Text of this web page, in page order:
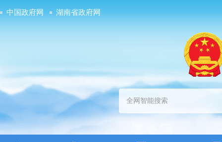
中国政府网 湖南省政府网